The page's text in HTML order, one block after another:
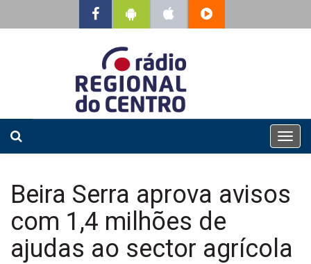
T
o
l
v
Beira Serra aprova avisos
com 1,4 milhões de
ajudas ao sector agrícola